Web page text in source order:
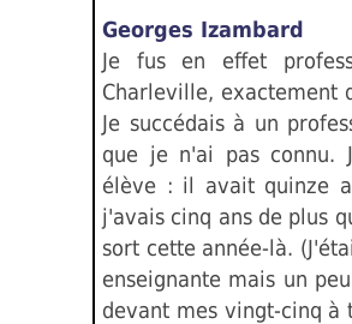
Georges Izambard
Je fus en effet
Charleville, exactement
Je succédais à un
que je n'ai pas connu.
élève : il avait quinze
j'avais cinq ans de plus
sort cette année-là.
enseignante mais un
devant mes vingt-cinq à